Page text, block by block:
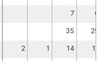
7 6
35 29
2 1 14 11